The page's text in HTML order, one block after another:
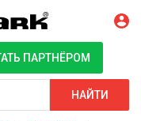
ПАРТНЁРОМ
НАЙТИ